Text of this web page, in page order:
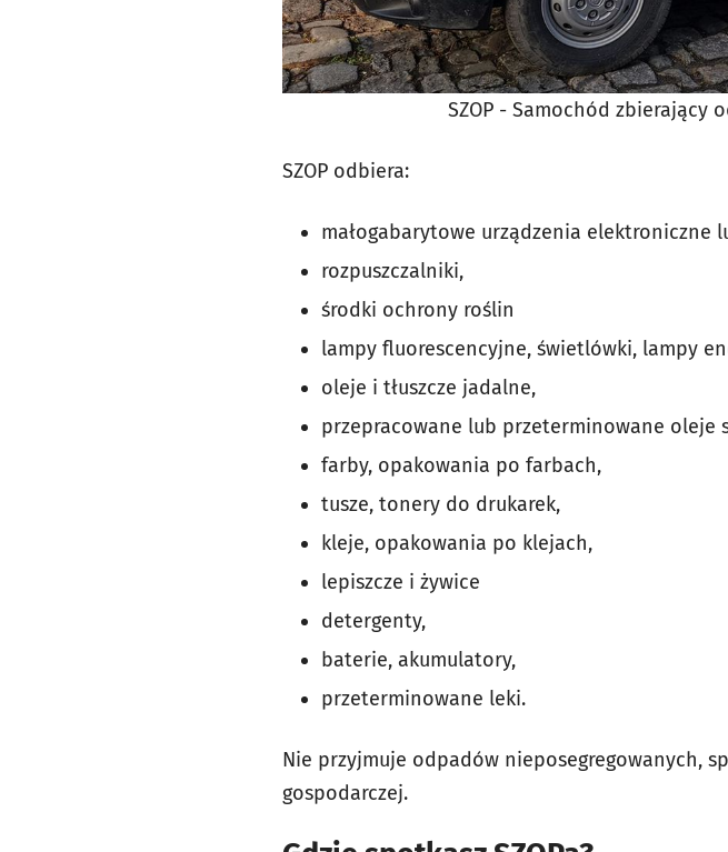
SZOP - Samochód zbierający
SZOP odbiera:
małogabarytowe urządzenia elektroniczne
rozpuszczalniki,
środki ochrony roślin
lampy fluorescencyjne, świetlówki, lampy
oleje i tłuszcze jadalne,
przepracowane lub przeterminowane oleje
farby, opakowania po farbach,
tusze, tonery do drukarek,
kleje, opakowania po klejach,
lepiszcze i żywice
detergenty,
baterie, akumulatory,
przeterminowane leki.
Nie przyjmuje odpadów nieposegregowanych,
gospodarczej.